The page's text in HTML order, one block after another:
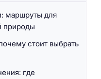
маршруты для
природы
стоит выбрать
где